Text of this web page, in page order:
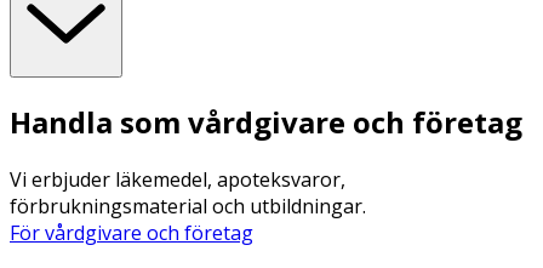
Handla som vårdgivare och företag
Vi erbjuder läkemedel, apoteksvaror,
förbrukningsmaterial och utbildningar.
För vårdgivare och företag